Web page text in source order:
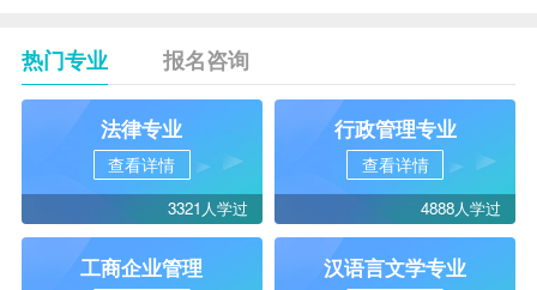
热门专业 报名咨询
法律专业
查看详情
3321人学过
行政管理专业
查看详情
4888人学过
工商企业管理 汉语言文学专业